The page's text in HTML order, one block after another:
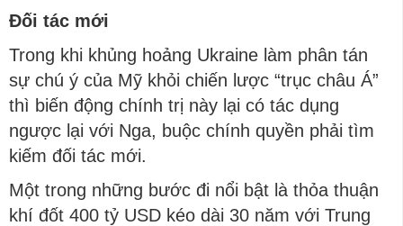
Đối tác mới
Trong khi khủng hoảng Ukraine làm phân tán
sự chú ý của Mỹ khỏi chiến lược “trục châu Á”
thì biến động chính trị này lại có tác dụng
ngược lại với Nga, buộc chính quyền phải tìm
kiếm đối tác mới.
Một trong những bước đi nổi bật là thỏa thuận
khí đốt 400 tỷ USD kéo dài 30 năm với Trung